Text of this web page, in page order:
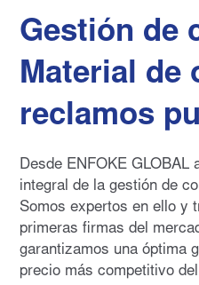
Gestión de
Material de
reclamos
Desde ENFOKE GLOBAL
integral de la gestión de
Somos expertos en ello y
primeras firmas del
garantizamos una óptima
precio más competitivo